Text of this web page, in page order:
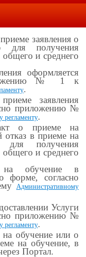
о зачислении в
общего,
общего
заявления о
для получения
и среднего
оформляется
№ 1 к
.
заявления
приложению №
регламенту.
акт о приеме на
в приеме на
для получения
и среднего
обучение в
форме, согласно
Административному
Услуги
приложению №
регламенту.
обучение или о
на обучение, в
Портал.